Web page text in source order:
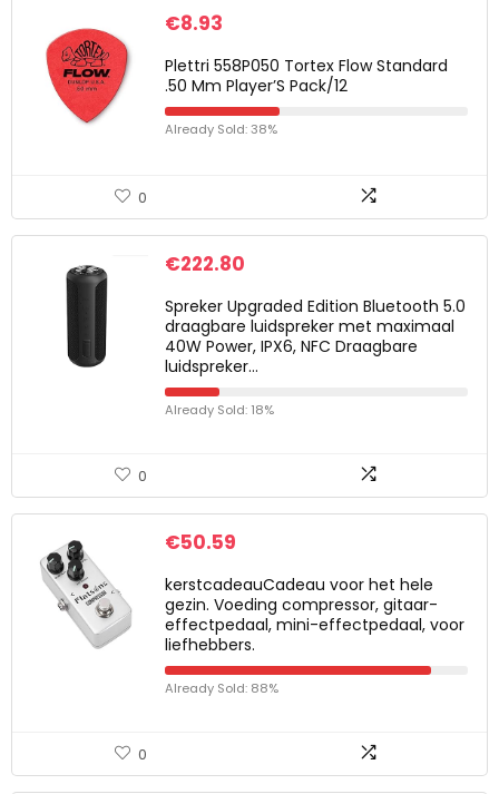
€8.93
Plettri 558P050 Tortex Flow Standard
.50 Mm Player’S Pack/12
Already Sold: 38%
0
€222.80
Spreker Upgraded Edition Bluetooth 5.0
draagbare luidspreker met maximaal
40W Power, IPX6, NFC Draagbare
luidspreker…
Already Sold: 18%
0
€50.59
kerstcadeauCadeau voor het hele
gezin. Voeding compressor, gitaar-
effectpedaal, mini-effectpedaal, voor
liefhebbers.
Already Sold: 88%
0